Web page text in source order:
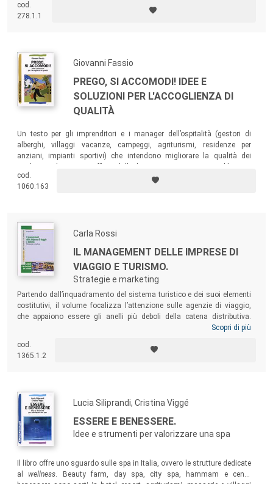
di cucina, come quelli della Associazione Le Soste.
cod.
278.1.1
Giovanni Fassio
PREGO, SI ACCOMODI! IDEE E
SOLUZIONI PER L'ACCOGLIENZA DI
QUALITÀ
Un testo per gli imprenditori e i manager dell’ospitalità (gestori di
alberghi, villaggi vacanze, campeggi, agriturismi, residenze per
anziani, impianti sportivi) che intendono migliorare la qualità dei
arricchire gli orizzonti culturali e le competenze necessarie per meglio
gestire le organizzazioni, creando benessere per la clientela e valore
cod.
1060.163
Carla Rossi
IL MANAGEMENT DELLE IMPRESE DI
VIAGGIO E TURISMO.
Strategie e marketing
Partendo dall’inquadramento del sistema turistico e dei suoi elementi
costitutivi, il volume focalizza l’attenzione sulle agenzie di viaggio,
che appaiono essere gli anelli più deboli della catena distributiva.
L’analisi fotografa la situazione attuale e delinea il futuro possibile,
la qualità dell’offerta, recuperando autonomia e potere contrattuale
all’interno della filiera turistica.
Scopri di più
cod.
1365.1.2
Lucia Siliprandi, Cristina Viggé
ESSERE E BENESSERE.
Idee e strumenti per valorizzare una spa
Il libro offre uno sguardo sulle spa in Italia, ovvero le strutture dedicate
alwellness . Beauty farm, day spa, city spa, hammam e centri